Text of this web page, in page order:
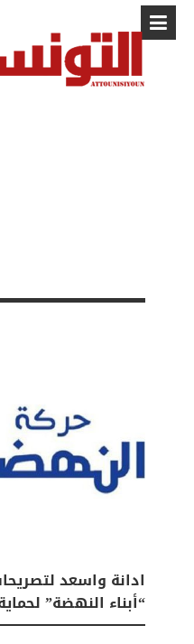
ادانة واسعد
“أبناء النهضة”